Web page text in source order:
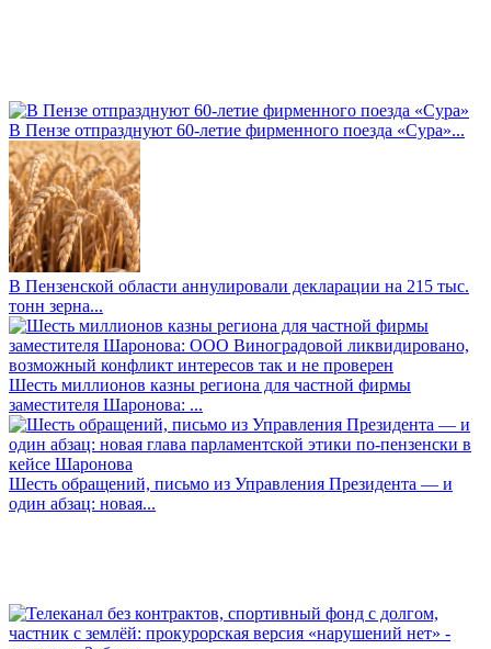
В Пензе отпразднуют 60-летие фирменного поезда «Сура»...
В Пензенской области аннулировали декларации на 215 тыс.
тонн зерна...
Шесть миллионов казны региона для частной фирмы
заместителя Шаронова: ...
Шесть обращений, письмо из Управления Президента — и
один абзац: новая...